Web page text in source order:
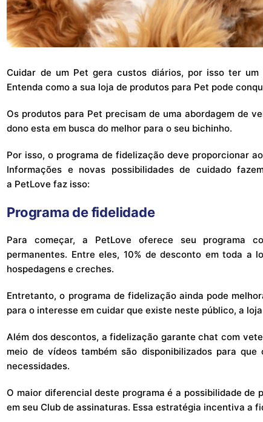
Cuidar de um Pet gera custos diários, por isso ter
Entenda como a sua loja de produtos para Pet pode
Os produtos para Pet precisam de uma abordagem de
dono esta em busca do melhor para o seu bichinho.
Por isso, o programa de fidelização deve proporcionar
Informações e novas possibilidades de cuidado
a PetLove faz isso:
Programa de fidelidade
Para começar, a PetLove oferece seu programa
permanentes. Entre eles, 10% de desconto em toda a
hospedagens e creches.
Entretanto, o programa de fidelização ainda pode
para o interesse em cuidar que existe neste público, a
Além dos descontos, a fidelização garante chat com
meio de vídeos também são disponibilizados para
necessidades.
O maior diferencial deste programa é a possibilidade
em seu Club de assinaturas. Essa estratégia incentiva a